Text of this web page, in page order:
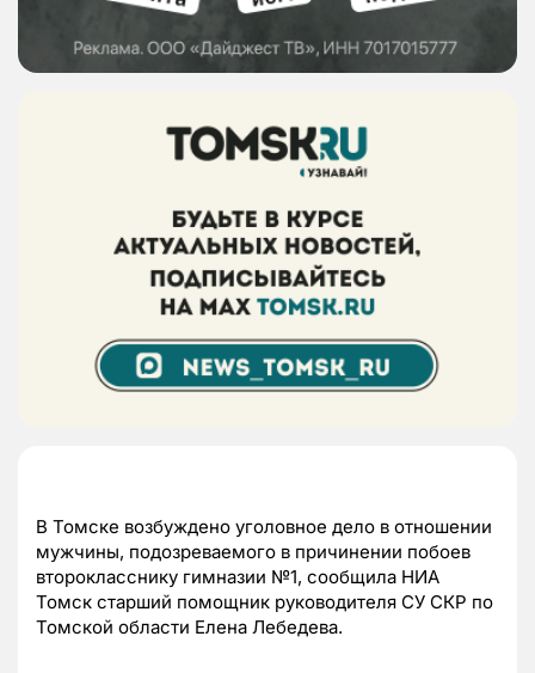
В Томске возбуждено уголовное дело в отношении
мужчины, подозреваемого в причинении побоев
второкласснику гимназии №1, сообщила НИА
Томск старший помощник руководителя СУ СКР по
Томской области Елена Лебедева.